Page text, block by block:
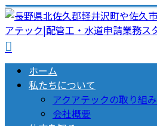
ホーム
私たちについて
アクアテックの取り組み
会社概要